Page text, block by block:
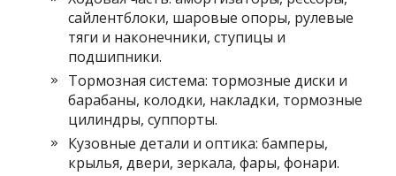
сайлентблоки, шаровые опоры, рулевые
тяги и наконечники, ступицы и
подшипники.
Тормозная система: тормозные диски и
барабаны, колодки, накладки, тормозные
цилиндры, суппорты.
Кузовные детали и оптика: бамперы,
крылья, двери, зеркала, фары, фонари.